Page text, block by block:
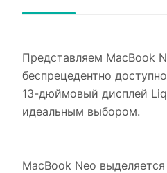
Представляем MacBook
беспрецедентно
13-дюймовый дисплей
идеальным выбором.
MacBook Neo